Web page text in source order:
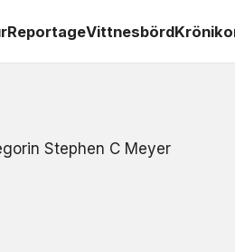
ReportageVittnesbörd
Stephen C Meyer